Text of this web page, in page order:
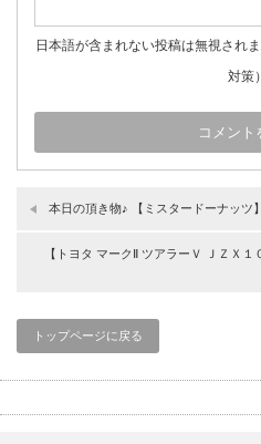
日本語が含まれない投稿は無視され
対策）
本日の頂き物♪ 【ミスタードーナッツ】
【トヨタ マークⅡ ツアラーＶ ＪＺＸ
トップページに戻る